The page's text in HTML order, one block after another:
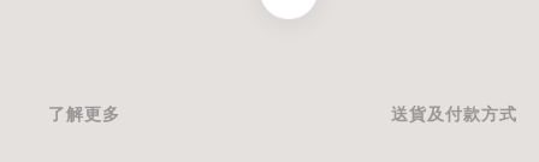
了解更多 送貨及付款方式